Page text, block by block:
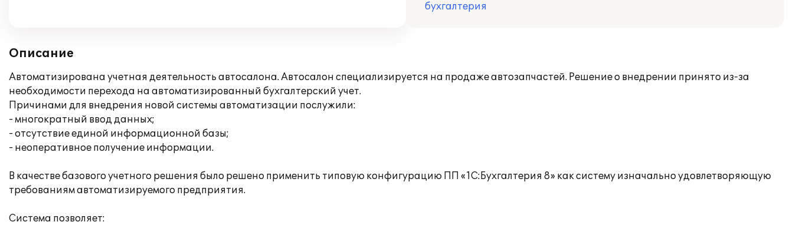
бухгалтерия
Описание
Автоматизирована учетная деятельность автосалона. Автосалон специализируется на продаже автозапчастей. Решение о внедрении принято из-за
необходимости перехода на автоматизированный бухгалтерский учет.
Причинами для внедрения новой системы автоматизации послужили:
- многократный ввод данных;
- отсутствие единой информационной базы;
- неоперативное получение информации.
В качестве базового учетного решения было решено применить типовую конфигурацию ПП «1С:Бухгалтерия 8» как систему изначально удовлетворяющую
требованиям автоматизируемого предприятия.
Система позволяет: